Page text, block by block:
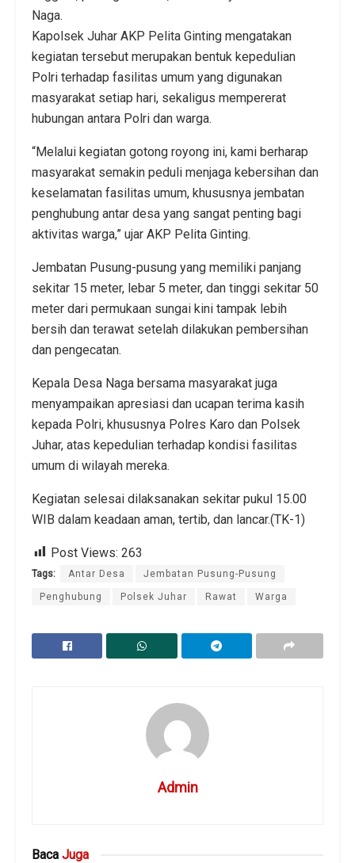
Naga.
Kapolsek Juhar AKP Pelita Ginting mengatakan
kegiatan tersebut merupakan bentuk kepedulian
Polri terhadap fasilitas umum yang digunakan
masyarakat setiap hari, sekaligus mempererat
hubungan antara Polri dan warga.
“Melalui kegiatan gotong royong ini, kami berharap
masyarakat semakin peduli menjaga kebersihan dan
keselamatan fasilitas umum, khususnya jembatan
penghubung antar desa yang sangat penting bagi
aktivitas warga,” ujar AKP Pelita Ginting.
Jembatan Pusung-pusung yang memiliki panjang
sekitar 15 meter, lebar 5 meter, dan tinggi sekitar 50
meter dari permukaan sungai kini tampak lebih
bersih dan terawat setelah dilakukan pembersihan
dan pengecatan.
Kepala Desa Naga bersama masyarakat juga
menyampaikan apresiasi dan ucapan terima kasih
kepada Polri, khususnya Polres Karo dan Polsek
Juhar, atas kepedulian terhadap kondisi fasilitas
umum di wilayah mereka.
Kegiatan selesai dilaksanakan sekitar pukul 15.00
WIB dalam keadaan aman, tertib, dan lancar.(TK-1)
Post Views: 263
Tags: Antar Desa Jembatan Pusung-Pusung
Penghubung Polsek Juhar Rawat Warga
Admin
Baca Juga